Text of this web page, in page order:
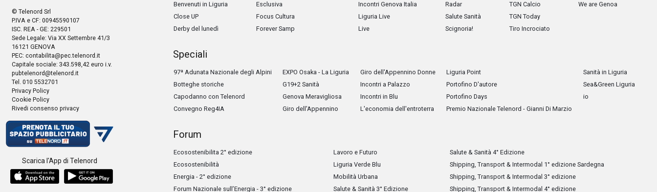
© Telenord Srl
P.IVA e CF: 00945590107
ISC. REA - GE: 229501
Sede Legale: Via XX Settembre 41/3
16121 GENOVA
PEC: contabilita@pec.telenord.it
Capitale sociale: 343.598,42 euro i.v.
pubtelenord@telenord.it
Tel. 010 5532701
Privacy Policy
Cookie Policy
Rivedi consenso privacy
Scarica l'App di Telenord
Benvenuti in Liguria
Close UP
Derby del lunedì
Esclusiva
Focus Cultura
Forever Samp
Incontri Genova Italia
Liguria Live
Live
Radar
Salute Sanità
Scignoria!
TGN Calcio
TGN Today
Tiro Incrociato
We are Genoa
Speciali
97ª Adunata Nazionale degli Alpini
Botteghe storiche
Capodanno con Telenord
Convegno Reg4IA
EXPO Osaka - La Liguria
G19+2 Sanità
Genova Meravigliosa
Giro dell'Appennino
Giro dell'Appennino Donne
Incontri a Palazzo
Incontri in Blu
L'economia dell'entroterra
Liguria Point
Portofino D'autore
Portofino Days
Premio Nazionale Telenord - Gianni Di Marzio
Sanità in Liguria
Sea&Green Liguria
io
Forum
Ecosostenibilita 2° edizione
Ecosostenibilità
Energia - 2° edizione
Forum Nazionale sull’Energia - 3° edizione
Lavoro e Futuro
Liguria Verde Blu
Mobilità Urbana
Salute & Sanità 3° Edizione
Salute & Sanità 4° Edizione
Shipping, Transport & Intermodal 1° edizione Sardegna
Shipping, Transport & Intermodal 3° edizione
Shipping, Transport & Intermodal 4° edizione